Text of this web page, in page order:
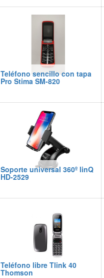
Teléfono sencillo con tapa
Pro Stima SM-820
Soporte universal 360º linQ
HD-2529
Teléfono libre Tlink 40
Thomson